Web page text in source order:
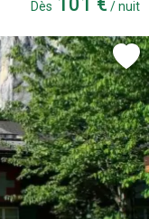
Dès / nuit